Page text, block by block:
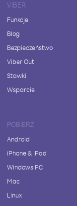
VIBER
Funkcje
Blog
Bezpieczeństwo
Viber Out
Stawki
Wsparcie
POBIERZ
Android
iPhone & iPad
Windows PC
Mac
Linux